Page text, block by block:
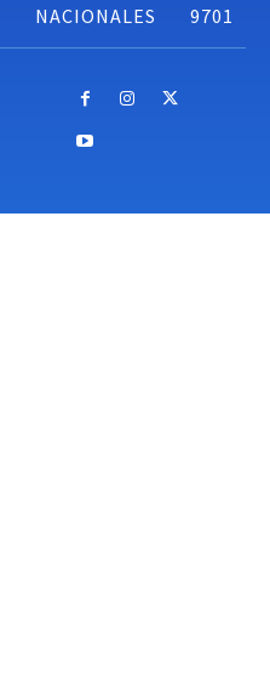
NACIONALES
9701